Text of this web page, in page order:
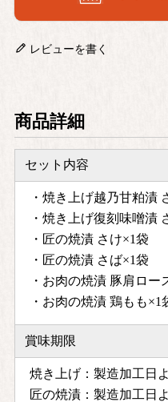
レビューを書く
商品詳細
セット内容
・焼き上げ越乃甘粕漬
・焼き上げ復刻味噌漬
・匠の焼漬 さけ×1袋
・匠の焼漬 さば×1袋
・お肉の焼漬 豚肩ロー
・お肉の焼漬 鶏もも×1
賞味期限
焼き上げ：製造加工日
匠の焼漬：製造加工日